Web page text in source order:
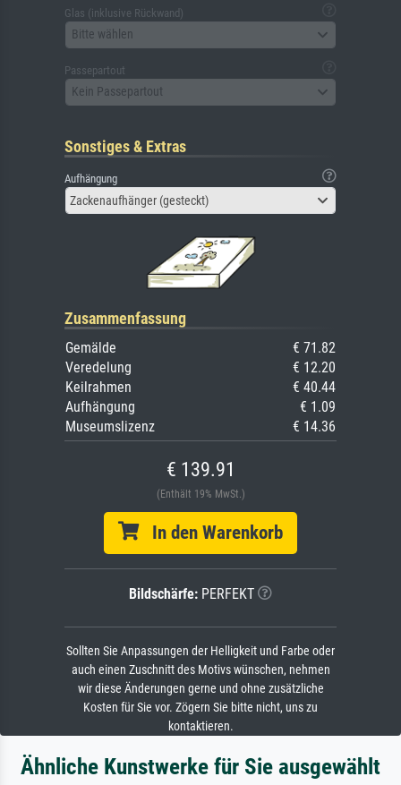
Glas (inklusive Rückwand)
Bitte wählen
Passepartout
Kein Passepartout
Sonstiges & Extras
Aufhängung
Zackenaufhänger (gesteckt)
Zusammenfassung
Gemälde
€ 71.82
Veredelung
€ 12.20
Keilrahmen
€ 40.44
Aufhängung
€ 1.09
Museumslizenz
€ 14.36
€ 139.91
(Enthält 19% MwSt.)
In den Warenkorb
Bildschärfe: PERFEKT
Sollten Sie Anpassungen der Helligkeit und Farbe oder
auch einen Zuschnitt des Motivs wünschen, nehmen
wir diese Änderungen gerne und ohne zusätzliche
Kosten für Sie vor. Zögern Sie bitte nicht, uns zu
kontaktieren.
Ähnliche Kunstwerke für Sie ausgewählt